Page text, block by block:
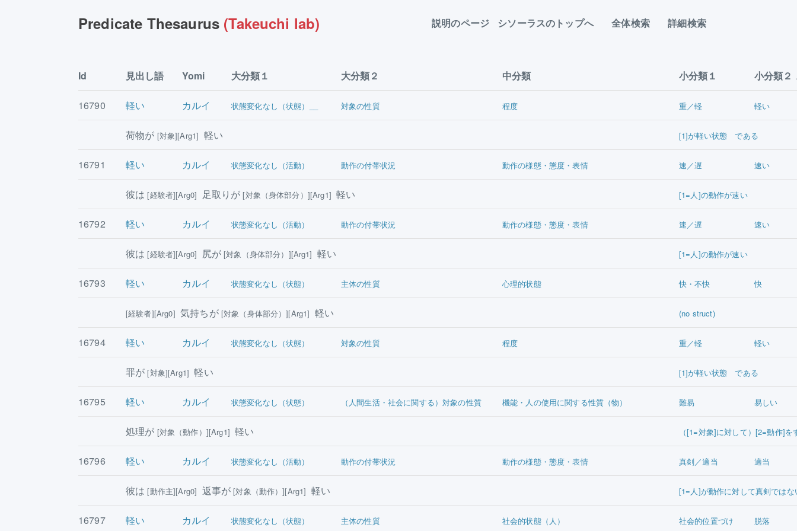
Predicate Thesaurus (Takeuchi lab) 説明のページ シソーラスのトップへ 全体検索 詳細検索
Id 見出し語 Yomi 大分類１ 大分類２ 中分類 小分類１ 小分類２
16790 軽い カルイ 状態変化なし（状態）__ 対象の性質 程度 重／軽 軽い
荷物が [対象][Arg1] 軽い [1]が軽い状態 である
16791 軽い カルイ 状態変化なし（活動） 動作の付帯状況 動作の様態・態度・表情 速／遅 速い
彼は[経験者][Arg0] 足取りが[対象（身体部分）][Arg1] 軽い [1=人]の動作が速い
16792 軽い カルイ 状態変化なし（活動） 動作の付帯状況 動作の様態・態度・表情 速／遅 速い
彼は[経験者][Arg0] 尻が[対象（身体部分）][Arg1] 軽い [1=人]の動作が速い
16793 軽い カルイ 状態変化なし（状態） 主体の性質 心理的状態 快・不快 快
[経験者][Arg0] 気持ちが [対象（身体部分）][Arg1] 軽い (no struct)
16794 軽い カルイ 状態変化なし（状態） 対象の性質 程度 重／軽 軽い
罪が[対象][Arg1] 軽い [1]が軽い状態 である
16795 軽い カルイ 状態変化なし（状態） （人間生活・社会に関する）対象の性質 機能・人の使用に関する性質（物） 難易 易しい
処理が [対象（動作）][Arg1] 軽い （[1=対象]に対して）[2=動作]
16796 軽い カルイ 状態変化なし（活動） 動作の付帯状況 動作の様態・態度・表情 真剣／適当 適当
彼は[動作主][Arg0] 返事が[対象（動作）][Arg1] 軽い [1=人]が動作に対して真剣ではな
16797 軽い カルイ 状態変化なし（状態） 主体の性質 社会的状態（人） 社会的位置づけ 脱落